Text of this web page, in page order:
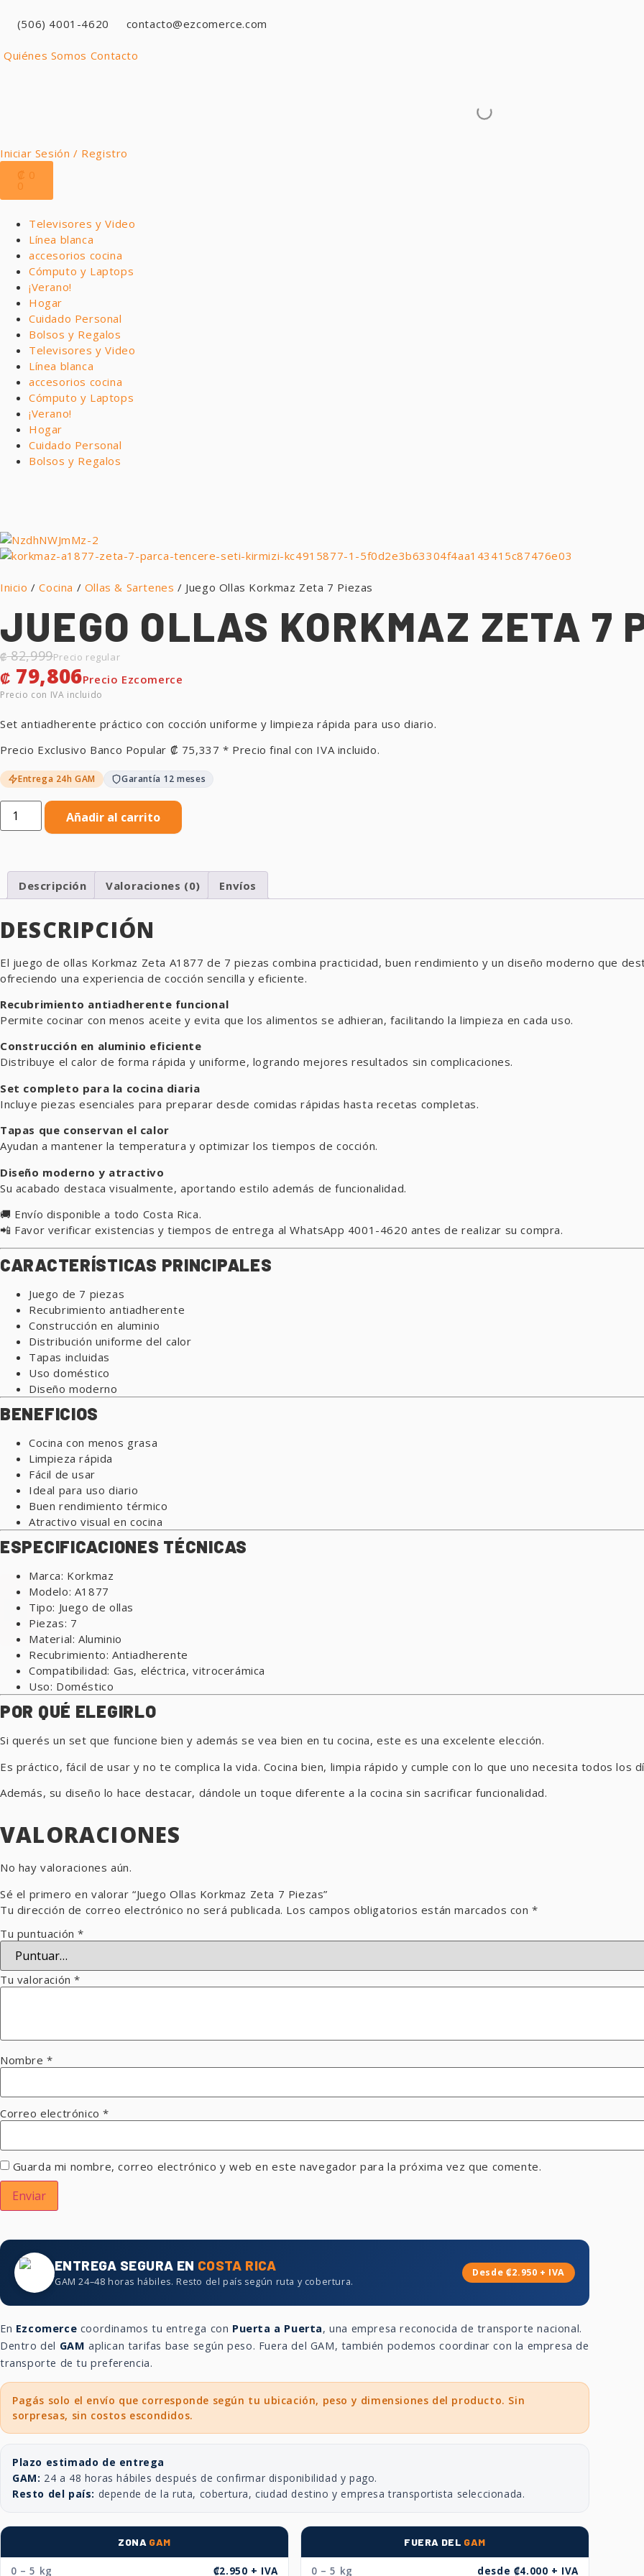
(506) 4001-4620 contacto@ezcomerce.com
Quiénes Somos Contacto
Iniciar Sesión / Registro
₡ 0
0
Televisores y Video
Línea blanca
accesorios cocina
Cómputo y Laptops
¡Verano!
Hogar
Cuidado Personal
Bolsos y Regalos
Televisores y Video
Línea blanca
accesorios cocina
Cómputo y Laptops
¡Verano!
Hogar
Cuidado Personal
Bolsos y Regalos
Inicio /Cocina / Ollas & Sartenes / Juego Ollas Korkmaz Zeta 7 Piezas
JUEGO OLLAS KORKMAZ ZETA 7
₡82,999
₡ 79,806
Set antiadherente práctico con cocción uniforme y limpieza rápida para uso diario.
Precio Exclusivo Banco Popular ₡ 75,337 * Precio final con IVA incluido.
Entrega 24h GAM Garantía 12 meses
Añadir al carrito
Descripción Valoraciones (0) Envíos
DESCRIPCIÓN
El juego de ollas Korkmaz Zeta A1877 de 7 piezas combina practicidad, buen rendimiento y un diseño moderno que
ofreciendo una experiencia de cocción sencilla y eficiente.
Recubrimiento antiadherente funcional
Permite cocinar con menos aceite y evita que los alimentos se adhieran, facilitando la limpieza en cada uso.
Construcción en aluminio eficiente
Distribuye el calor de forma rápida y uniforme, logrando mejores resultados sin complicaciones.
Set completo para la cocina diaria
Incluye piezas esenciales para preparar desde comidas rápidas hasta recetas completas.
Tapas que conservan el calor
Ayudan a mantener la temperatura y optimizar los tiempos de cocción.
Diseño moderno y atractivo
Su acabado destaca visualmente, aportando estilo además de funcionalidad.
🚚 Envío disponible a todo Costa Rica.
📲 Favor verificar existencias y tiempos de entrega al WhatsApp 4001-4620 antes de realizar su compra.
CARACTERÍSTICAS PRINCIPALES
Juego de 7 piezas
Recubrimiento antiadherente
Construcción en aluminio
Distribución uniforme del calor
Tapas incluidas
Uso doméstico
Diseño moderno
BENEFICIOS
Cocina con menos grasa
Limpieza rápida
Fácil de usar
Ideal para uso diario
Buen rendimiento térmico
Atractivo visual en cocina
ESPECIFICACIONES TÉCNICAS
Marca: Korkmaz
Modelo: A1877
Tipo: Juego de ollas
Piezas: 7
Material: Aluminio
Recubrimiento: Antiadherente
Compatibilidad: Gas, eléctrica, vitrocerámica
Uso: Doméstico
POR QUÉ ELEGIRLO
Si querés un set que funcione bien y además se vea bien en tu cocina, este es una excelente elección.
Es práctico, fácil de usar y no te complica la vida. Cocina bien, limpia rápido y cumple con lo que uno necesita todos los
Además, su diseño lo hace destacar, dándole un toque diferente a la cocina sin sacrificar funcionalidad.
VALORACIONES
No hay valoraciones aún.
Sé el primero en valorar “Juego Ollas Korkmaz Zeta 7 Piezas”
Tu dirección de correo electrónico no será publicada. Los campos obligatorios están marcados con*
Tu puntuación*
Tu valoración*
Nombre*
Correo electrónico*
Guarda mi nombre, correo electrónico y web en este navegador para la próxima vez que comente.
ENTREGA SEGURA EN COSTA RICA
GAM 24–48 horas hábiles. Resto del país según ruta y cobertura.
Desde ₡2.950 + IVA
En Ezcomerce coordinamos tu entrega con Puerta a Puerta, una empresa reconocida de transporte nacional.
Dentro del GAM aplican tarifas base según peso. Fuera del GAM, también podemos coordinar con la empresa de
transporte de tu preferencia.
Pagás solo el envío que corresponde según tu ubicación, peso y dimensiones del producto. Sin
sorpresas, sin costos escondidos.
Plazo estimado de entrega
GAM: 24 a 48 horas hábiles después de confirmar disponibilidad y pago.
Resto del país: depende de la ruta, cobertura, ciudad destino y empresa transportista seleccionada.
ZONA GAM
0 – 5 kg ₡2.950 + IVA
FUERA DEL GAM
0 – 5 kg desde ₡4.000 + IVA